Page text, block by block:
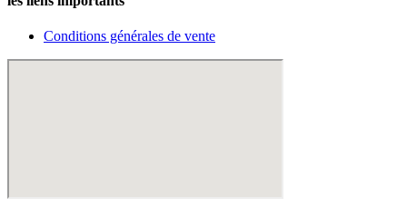
Conditions générales de vente